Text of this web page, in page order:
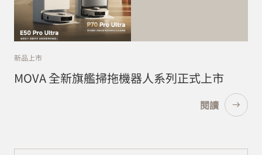
新品上市
MOVA 全新旗艦掃拖機器人系列正式上市
閱讀